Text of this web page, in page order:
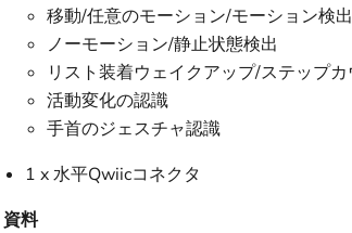
移動/任意のモーション/モーション検出
ノーモーション/静止状態検出
リスト装着ウェイクアップ/ステップ
活動変化の認識
手首のジェスチャ認識
1 x 水平Qwiicコネクタ
資料